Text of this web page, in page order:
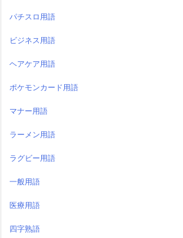
パチスロ用語
ビジネス用語
ヘアケア用語
ポケモンカード用語
マナー用語
ラーメン用語
ラグビー用語
一般用語
医療用語
四字熟語